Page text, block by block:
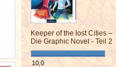
Keeper of the lost Cities –
Die Graphic Novel - Teil 2
10,0